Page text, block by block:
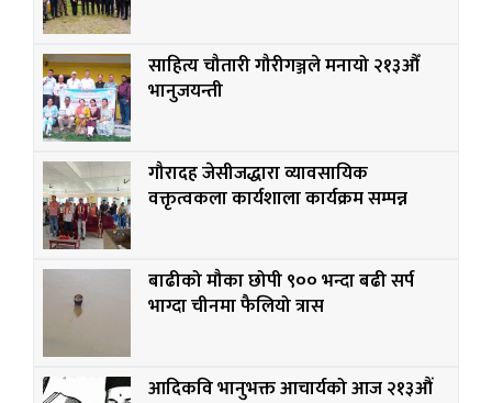
साहित्य चौतारी गौरीगञ्जले मनायो २१३औँ
भानुजयन्ती
गौरादह जेसीजद्धारा व्यावसायिक
वक्तृत्वकला कार्यशाला कार्यक्रम सम्पन्न
बाढीको मौका छोपी ९०० भन्दा बढी सर्प
भाग्दा चीनमा फैलियो त्रास
आदिकवि भानुभक्त आचार्यको आज २१३औं